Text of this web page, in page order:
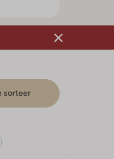
sorteer